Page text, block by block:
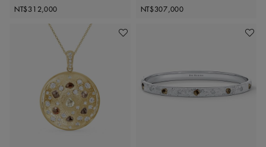
Original price
NT$312,000 Original price
NT$307,000
加入喜愛清單 加入喜